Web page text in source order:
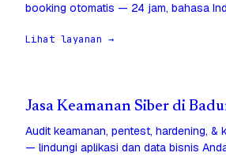
booking otomatis — 24 jam, bahasa
Lihat layanan →
Jasa Keamanan Siber di
Audit keamanan, pentest, hardening, &
— lindungi aplikasi dan data bisnis